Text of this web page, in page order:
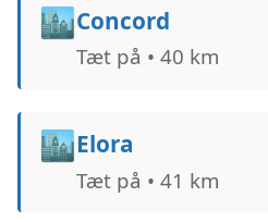
🏙️Concord
Tæt på • 40 km
🏙️Elora
Tæt på • 41 km